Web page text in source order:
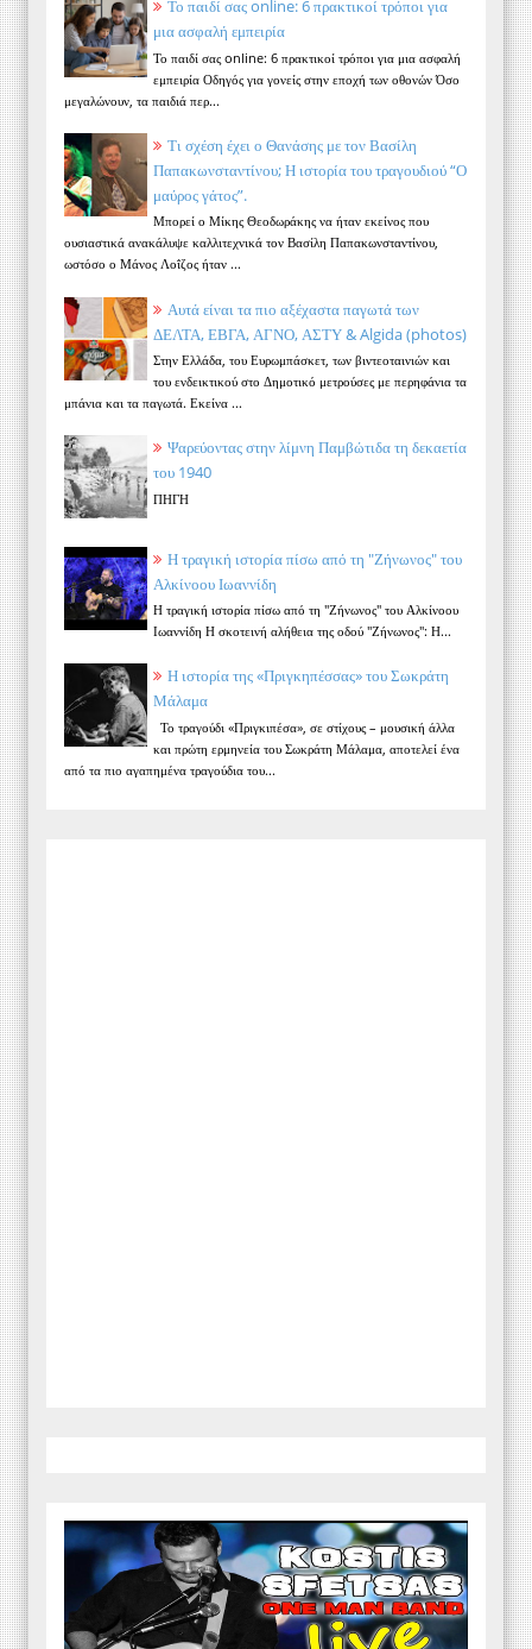
Το παιδί σας online: 6 πρακτικοί τρόποι για
μια ασφαλή εμπειρία
Το παιδί σας online: 6 πρακτικοί τρόποι για μια ασφαλή
εμπειρία Οδηγός για γονείς στην εποχή των οθονών Όσο
μεγαλώνουν, τα παιδιά περ...
Τι σχέση έχει ο Θανάσης με τον Βασίλη
Παπακωνσταντίνου; Η ιστορία του τραγουδιού “Ο
μαύρος γάτος”.
Μπορεί ο Μίκης Θεοδωράκης να ήταν εκείνος που
ουσιαστικά ανακάλυψε καλλιτεχνικά τον Βασίλη Παπακωνσταντίνου,
ωστόσο ο Μάνος Λοΐζος ήταν ...
Αυτά είναι τα πιο αξέχαστα παγωτά των
ΔΕΛΤΑ, ΕΒΓΑ, ΑΓΝΟ, ΑΣΤΥ & Algida (photos)
Στην Ελλάδα, του Ευρωμπάσκετ, των βιντεοταινιών και
του ενδεικτικού στο Δημοτικό μετρούσες με περηφάνια τα
μπάνια και τα παγωτά. Εκείνα ...
Ψαρεύοντας στην λίμνη Παμβώτιδα τη δεκαετία
του 1940
ΠΗΓΗ
Η τραγική ιστορία πίσω από τη "Ζήνωνος" του
Αλκίνοου Ιωαννίδη
Η τραγική ιστορία πίσω από τη "Ζήνωνος" του Αλκίνοου
Ιωαννίδη Η σκοτεινή αλήθεια της οδού "Ζήνωνος": Η...
Η ιστορία της «Πριγκηπέσσας» του Σωκράτη
Μάλαμα
Το τραγούδι «Πριγκιπέσα», σε στίχους – μουσική άλλα
και πρώτη ερμηνεία του Σωκράτη Μάλαμα, αποτελεί ένα
από τα πιο αγαπημένα τραγούδια του...